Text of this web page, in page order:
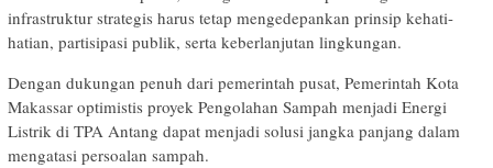
infrastruktur strategis harus tetap mengedepankan prinsip kehati-
hatian, partisipasi publik, serta keberlanjutan lingkungan.
Dengan dukungan penuh dari pemerintah pusat, Pemerintah Kota
Makassar optimistis proyek Pengolahan Sampah menjadi Energi
Listrik di TPA Antang dapat menjadi solusi jangka panjang dalam
mengatasi persoalan sampah.